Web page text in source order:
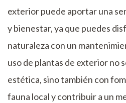
exterior puede aportar una
y bienestar, ya que puedes
naturaleza con un
uso de plantas de exterior no
estética, sino también con
fauna local y contribuir a un